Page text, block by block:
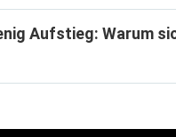
Aufstieg: Warum